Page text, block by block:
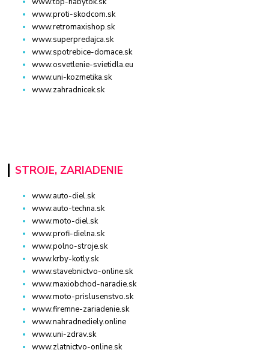
www.proti-skodcom.sk
www.retromaxishop.sk
www.superpredajca.sk
www.spotrebice-domace.sk
www.osvetlenie-svietidla.eu
www.uni-kozmetika.sk
www.zahradnicek.sk
STROJE, ZARIADENIE
www.auto-diel.sk
www.auto-techna.sk
www.moto-diel.sk
www.profi-dielna.sk
www.polno-stroje.sk
www.krby-kotly.sk
www.stavebnictvo-online.sk
www.maxiobchod-naradie.sk
www.moto-prislusenstvo.sk
www.firemne-zariadenie.sk
www.nahradnediely.online
www.uni-zdrav.sk
www.zlatnictvo-online.sk